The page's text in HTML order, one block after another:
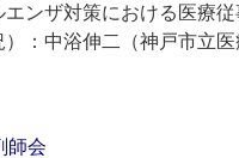
ンザ対策における医療従
：中浴伸二（神戸市立医
師会